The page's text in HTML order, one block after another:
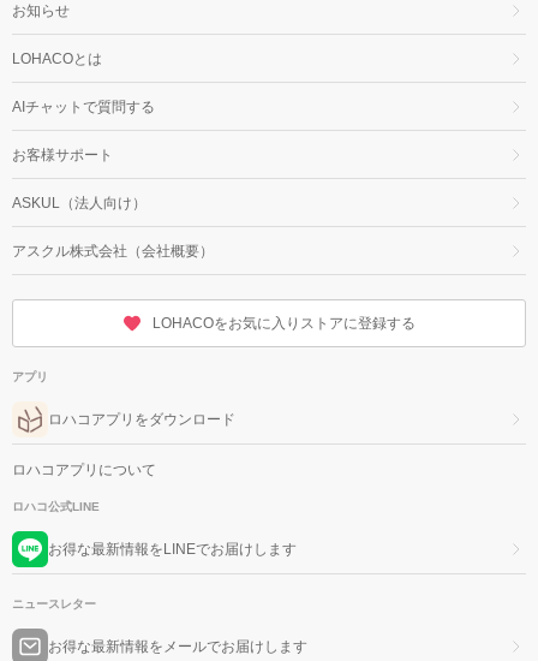
お知らせ
LOHACOとは
AIチャットで質問する
お客様サポート
ASKUL（法人向け）
アスクル株式会社（会社概要）
LOHACOをお気に入りストアに登録する
アプリ
ロハコアプリをダウンロード
ロハコアプリについて
ロハコ公式LINE
お得な最新情報をLINEでお届けします
ニュースレター
お得な最新情報をメールでお届けします